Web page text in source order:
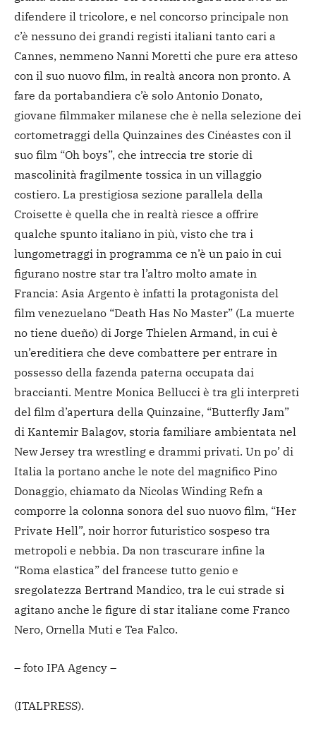
difendere il tricolore, e nel concorso principale non
c’è nessuno dei grandi registi italiani tanto cari a
Cannes, nemmeno Nanni Moretti che pure era atteso
con il suo nuovo film, in realtà ancora non pronto. A
fare da portabandiera c’è solo Antonio Donato,
giovane filmmaker milanese che è nella selezione dei
cortometraggi della Quinzaines des Cinéastes con il
suo film “Oh boys”, che intreccia tre storie di
mascolinità fragilmente tossica in un villaggio
costiero. La prestigiosa sezione parallela della
Croisette è quella che in realtà riesce a offrire
qualche spunto italiano in più, visto che tra i
lungometraggi in programma ce n’è un paio in cui
figurano nostre star tra l’altro molto amate in
Francia: Asia Argento è infatti la protagonista del
film venezuelano “Death Has No Master” (La muerte
no tiene dueño) di Jorge Thielen Armand, in cui è
un’ereditiera che deve combattere per entrare in
possesso della fazenda paterna occupata dai
braccianti. Mentre Monica Bellucci è tra gli interpreti
del film d’apertura della Quinzaine, “Butterfly Jam”
di Kantemir Balagov, storia familiare ambientata nel
New Jersey tra wrestling e drammi privati. Un po’ di
Italia la portano anche le note del magnifico Pino
Donaggio, chiamato da Nicolas Winding Refn a
comporre la colonna sonora del suo nuovo film, “Her
Private Hell”, noir horror futuristico sospeso tra
metropoli e nebbia. Da non trascurare infine la
“Roma elastica” del francese tutto genio e
sregolatezza Bertrand Mandico, tra le cui strade si
agitano anche le figure di star italiane come Franco
Nero, Ornella Muti e Tea Falco.
– foto IPA Agency –
(ITALPRESS).